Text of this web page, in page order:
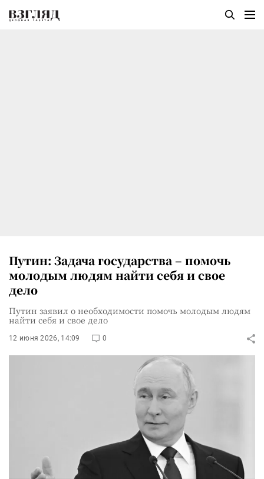
Путин: Задача государства – помочь
молодым людям найти себя и свое
дело
Путин заявил о необходимости помочь молодым людям
найти себя и свое дело
12 июня 2026, 14:09 0